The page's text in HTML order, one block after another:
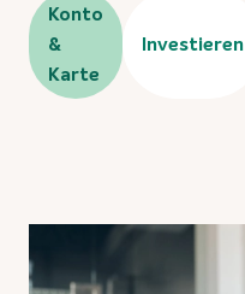
Konto
&
Karte
Investieren